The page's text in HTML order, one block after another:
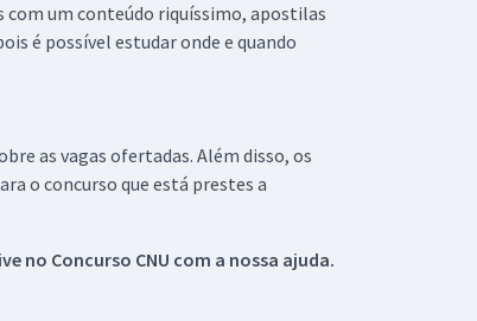
com um conteúdo riquíssimo, apostilas
é possível estudar onde e quando
as vagas ofertadas. Além disso, os
o concurso que está prestes a
no Concurso CNU com a nossa ajuda.